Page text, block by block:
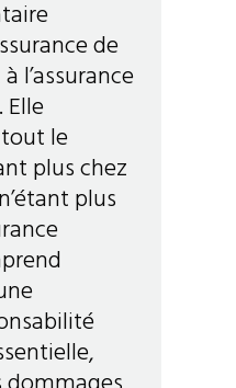
de
l’assurance
le
plus chez
plus